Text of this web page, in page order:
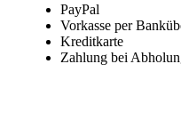
PayPal
Vorkasse per
Kreditkarte
Zahlung bei